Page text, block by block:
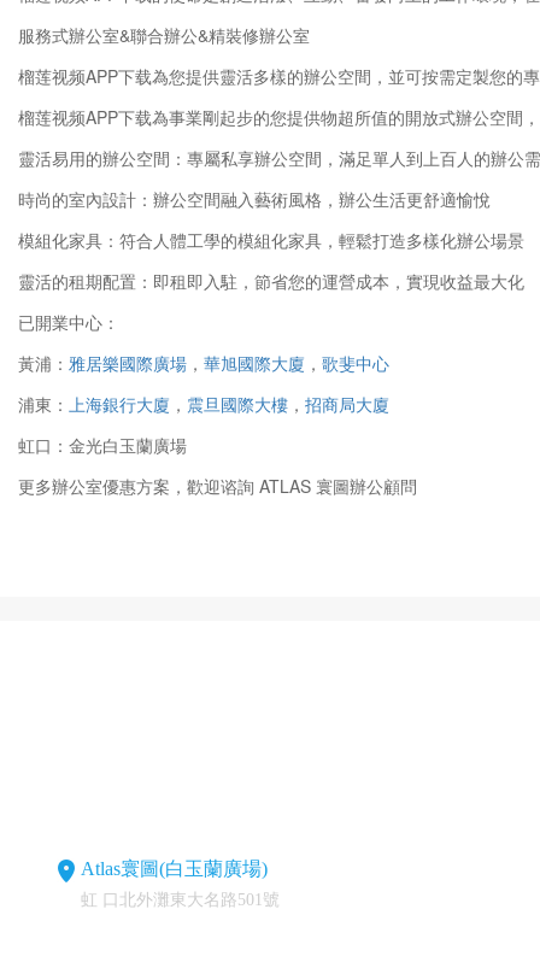
服務式辦公室&聯合辦公&精裝修辦公室
榴莲视频APP下载為您提供靈活多樣的辦公空間，並可按需定製您的專屬
榴莲视频APP下载為事業剛起步的您提供物超所值的開放式辦公空間
靈活易用的辦公空間：專屬私享辦公空間，滿足單人到上百人的辦公
時尚的室內設計：辦公空間融入藝術風格，辦公生活更舒適愉悅
模組化家具：符合人體工學的模組化家具，輕鬆打造多樣化辦公場景
靈活的租期配置：即租即入駐，節省您的運營成本，實現收益最大化
已開業中心：
黃浦： 雅居樂國際廣場 ， 華旭國際大廈 ， 歌斐中心
浦東： 上海銀行大廈 ， 震旦國際大樓 ， 招商局大廈
虹口：金光白玉蘭廣場
更多辦公室優惠方案，歡迎谘詢 ATLAS 寰圖辦公顧問
Atlas寰圖(白玉蘭廣場)
虹 口北外灘東大名路501號